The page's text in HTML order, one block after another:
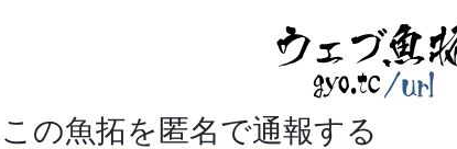
この魚拓を匿名で通報する